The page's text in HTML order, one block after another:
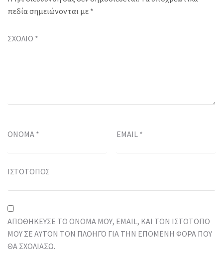
πεδία σημειώνονται με *
ΣΧΌΛΙΟ *
ΌΝΟΜΑ * EMAIL *
ΙΣΤΌΤΟΠΟΣ
ΑΠΟΘΉΚΕΥΣΕ ΤΟ ΌΝΟΜΆ ΜΟΥ, EMAIL, ΚΑΙ ΤΟΝ ΙΣΤΌΤΟΠΟ
ΜΟΥ ΣΕ ΑΥΤΌΝ ΤΟΝ ΠΛΟΗΓΌ ΓΙΑ ΤΗΝ ΕΠΌΜΕΝΗ ΦΟΡΆ ΠΟΥ
ΘΑ ΣΧΟΛΙΆΣΩ.